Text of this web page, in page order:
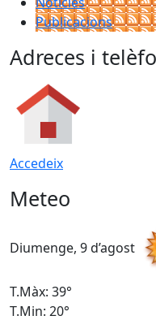
Publicacions
Adreces i
Accedeix
Meteo
Diumenge, 9 d’agost
T.Màx: 39°
T.Min: 20°